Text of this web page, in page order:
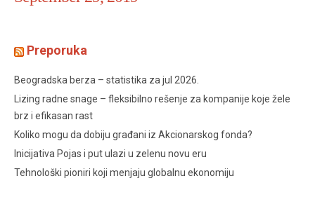
Preporuka
Beogradska berza – statistika za jul 2026.
Lizing radne snage – fleksibilno rešenje za kompanije koje žele
brz i efikasan rast
Koliko mogu da dobiju građani iz Akcionarskog fonda?
Inicijativa Pojas i put ulazi u zelenu novu eru
Tehnološki pioniri koji menjaju globalnu ekonomiju